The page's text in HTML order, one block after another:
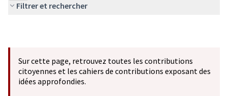
Filtrer et rechercher
Sur cette page, retrouvez toutes les contributions
citoyennes et les cahiers de contributions exposant des
idées approfondies.